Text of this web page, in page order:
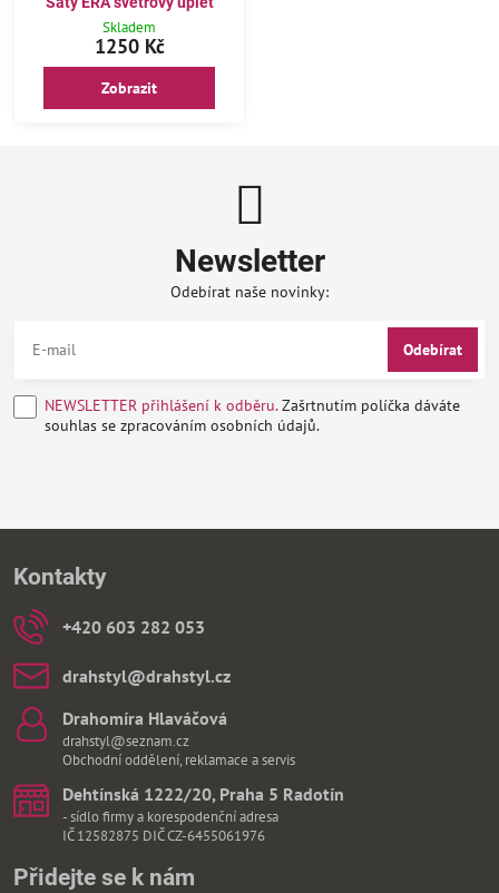
Skladem
1250 Kč
Zobrazit
Newsletter
Odebírat naše novinky:
Odebírat
NEWSLETTER přihlášení k odběru.Zašrtnutím políčka dáváte
souhlas se zpracováním osobních údajů.
Kontakty
+420 603 282 053
drahstyl​@drahstyl​.cz
Drahomíra Hlaváčová
drahstyl@seznam.cz
Obchodní oddělení, reklamace a servis
Dehtínská 1222/20, Praha 5 Radotín
- sídlo firmy a korespodenční adresa
IČ 12582875 DIČ CZ-6455061976
Přidejte se k nám